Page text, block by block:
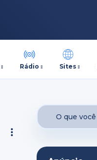
Rádio Sites